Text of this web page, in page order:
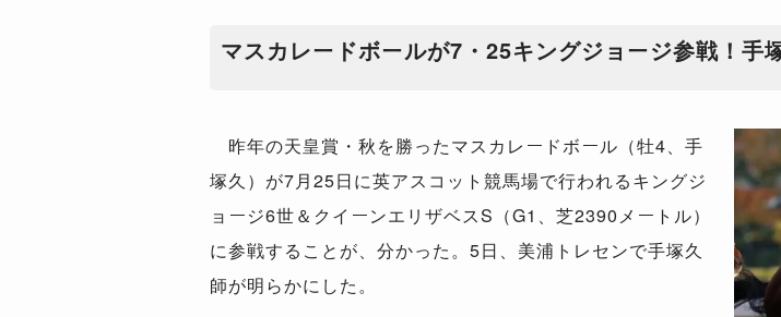
マスカレードボールが7・25キングジョージ参戦！手
昨年の天皇賞・秋を勝ったマスカレードボール（牡4、手
塚久）が7月25日に英アスコット競馬場で行われるキングジ
ョージ6世＆クイーンエリザベスS（G1、芝2390メートル）
に参戦することが、分かった。5日、美浦トレセンで手塚久
師が明らかにした。